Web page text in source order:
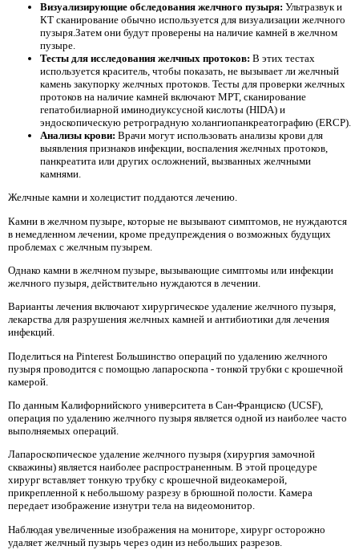
Визуализирующие обследования желчного пузыря: Ультразвук и
КТ сканирование обычно используется для визуализации желчного
пузыря.Затем они будут проверены на наличие камней в желчном
пузыре.
Тесты для исследования желчных протоков: В этих тестах
используется краситель, чтобы показать, не вызывает ли желчный
камень закупорку желчных протоков. Тесты для проверки желчных
протоков на наличие камней включают МРТ, сканирование
гепатобилиарной иминодиуксусной кислоты (HIDA) и
эндоскопическую ретроградную холангиопанкреатографию (ERCP).
Анализы крови: Врачи могут использовать анализы крови для
выявления признаков инфекции, воспаления желчных протоков,
панкреатита или других осложнений, вызванных желчными
камнями.
Желчные камни и холецистит поддаются лечению.
Камни в желчном пузыре, которые не вызывают симптомов, не нуждаются
в немедленном лечении, кроме предупреждения о возможных будущих
проблемах с желчным пузырем.
Однако камни в желчном пузыре, вызывающие симптомы или инфекции
желчного пузыря, действительно нуждаются в лечении.
Варианты лечения включают хирургическое удаление желчного пузыря,
лекарства для разрушения желчных камней и антибиотики для лечения
инфекций.
Поделиться на Pinterest Большинство операций по удалению желчного
пузыря проводится с помощью лапароскопа - тонкой трубки с крошечной
камерой.
По данным Калифорнийского университета в Сан-Франциско (UCSF),
операция по удалению желчного пузыря является одной из наиболее часто
выполняемых операций.
Лапароскопическое удаление желчного пузыря (хирургия замочной
скважины) является наиболее распространенным. В этой процедуре
хирург вставляет тонкую трубку с крошечной видеокамерой,
прикрепленной к небольшому разрезу в брюшной полости. Камера
передает изображение изнутри тела на видеомонитор.
Наблюдая увеличенные изображения на мониторе, хирург осторожно
удаляет желчный пузырь через один из небольших разрезов.